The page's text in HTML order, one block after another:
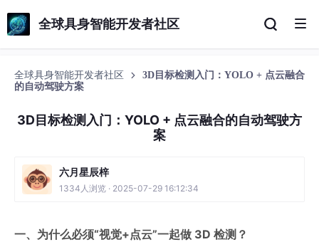
全球具身智能开发者社区
全球具身智能开发者社区
3D目标检测入门：YOLO + 点云融合
的自动驾驶方案
3D目标检测入门：YOLO + 点云融合的自动驾驶方
案
六月星辰梓
1334人浏览 · 2025-07-29 16:12:34
一、为什么必须“视觉+点云”一起做 3D 检测？